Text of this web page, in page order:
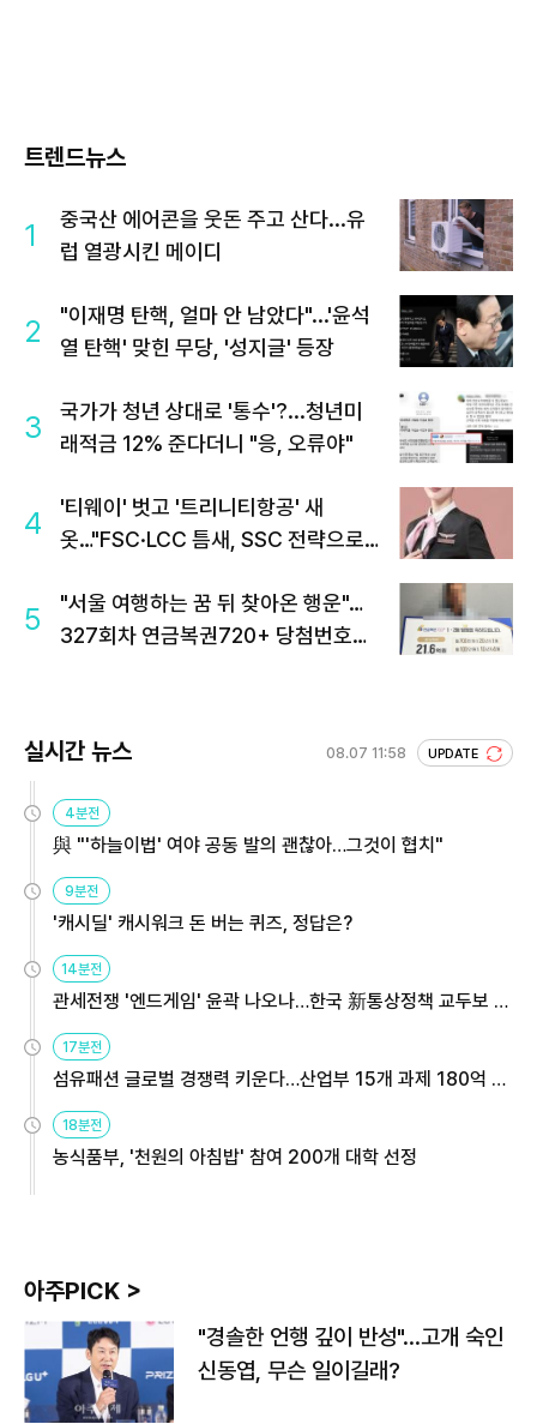
트렌드뉴스
1
중국산 에어콘을 웃돈 주고 산다...유
럽 열광시킨 메이디
2
"이재명 탄핵, 얼마 안 남았다"...'윤석
열 탄핵' 맞힌 무당, '성지글' 등장
3
국가가 청년 상대로 '통수'?...청년미
래적금 12% 준다더니 "응, 오류야"
4
'티웨이' 벗고 '트리니티항공' 새
옷…"FSC·LCC 틈새, SSC 전략으로
5
"서울 여행하는 꿈 뒤 찾아온 행운"…
327회차 연금복권720+ 당첨번호조
실시간 뉴스 08.07 11:58 UPDATE
4분전
與 "'하늘이법' 여야 공동 발의 괜찮아…그것이 협치"
9분전
'캐시딜' 캐시워크 돈 버는 퀴즈, 정답은?
14분전
관세전쟁 '엔드게임' 윤곽 나오나…한국 新통상정책 교두보 활
용해야
17분전
섬유패션 글로벌 경쟁력 키운다…산업부 15개 과제 180억 지
원
18분전
농식품부, '천원의 아침밥' 참여 200개 대학 선정
아주PICK >
"경솔한 언행 깊이 반성"…고개 숙인
신동엽, 무슨 일이길래?